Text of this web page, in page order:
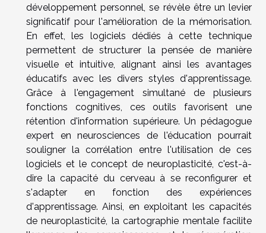
développement personnel, se révèle être un levier
significatif pour l'amélioration de la mémorisation.
En effet, les logiciels dédiés à cette technique
permettent de structurer la pensée de manière
visuelle et intuitive, alignant ainsi les avantages
éducatifs avec les divers styles d'apprentissage.
Grâce à l'engagement simultané de plusieurs
fonctions cognitives, ces outils favorisent une
rétention d'information supérieure. Un pédagogue
expert en neurosciences de l'éducation pourrait
souligner la corrélation entre l'utilisation de ces
logiciels et le concept de neuroplasticité, c'est-à-
dire la capacité du cerveau à se reconfigurer et
s'adapter en fonction des expériences
d'apprentissage. Ainsi, en exploitant les capacités
de neuroplasticité, la cartographie mentale facilite